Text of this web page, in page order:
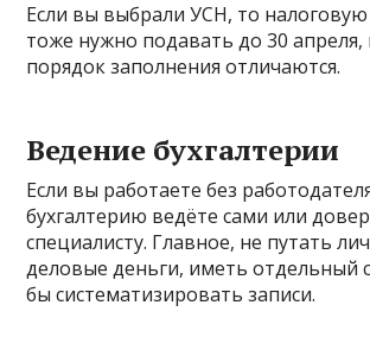
Если вы выбрали УСН, то
тоже нужно подавать до 30
порядок заполнения отличаются.
Ведение бухгалтерии
Если вы работаете без
бухгалтерию ведёте сами или
специалисту. Главное, не путать
деловые деньги, иметь отдельный
бы систематизировать записи.